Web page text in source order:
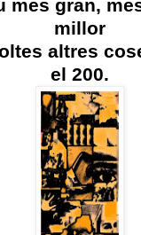
mes gran,
millor
altres
el 200.